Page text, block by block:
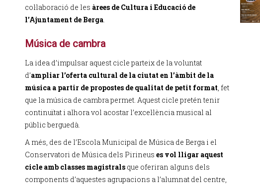
col·laboració de les àrees de Cultura i Educació de
l’Ajuntament de Berga.
Música de cambra
La idea d’impulsar aquest cicle parteix de la voluntat
d’ampliar l’oferta cultural de la ciutat en l’àmbit de la
música a partir de propostes de qualitat de petit format, fet
que la música de cambra permet. Aquest cicle pretén tenir
continuïtat i alhora vol acostar l’excel·lència musical al
públic berguedà.
A més, des de l’Escola Municipal de Música de Berga i el
Conservatori de Música dels Pirineus es vol lligar aquest
cicle amb classes magistrals que oferiran alguns dels
components d’aquestes agrupacions a l’alumnat del centre,